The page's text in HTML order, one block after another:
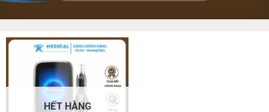
HẾT HÀNG